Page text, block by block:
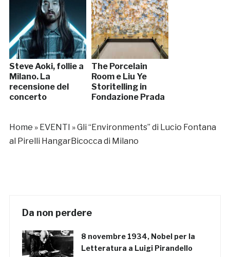
Steve Aoki, follie a
Milano. La
recensione del
concerto
The Porcelain
Room e Liu Ye
Storitelling in
Fondazione Prada
Home » EVENTI »Gli “Environments” di Lucio Fontana
al Pirelli HangarBicocca di Milano
Da non perdere
8 novembre 1934, Nobel per la
Letteratura a Luigi Pirandello